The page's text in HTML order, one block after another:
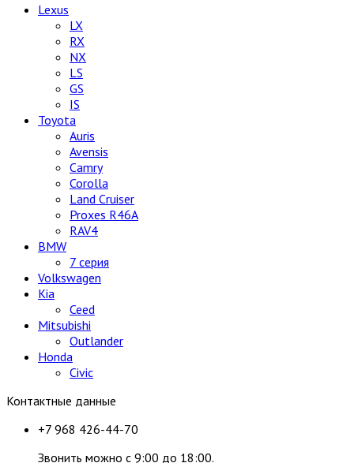
Lexus
LX
RX
NX
LS
GS
IS
Toyota
Auris
Avensis
Camry
Corolla
Land Cruiser
Proxes R46A
RAV4
BMW
7 серия
Volkswagen
Kia
Ceed
Mitsubishi
Outlander
Honda
Civic
Контактные данные
+7 968 426-44-70
Звонить можно с 9:00 до 18:00.